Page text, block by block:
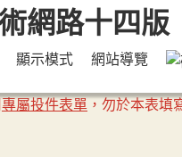
顯示模式 網站導覽
專屬投件表單 ，勿於本表填